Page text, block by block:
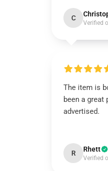
C
Verified
The item is
been a great
advertised.
R Rhett
Verified